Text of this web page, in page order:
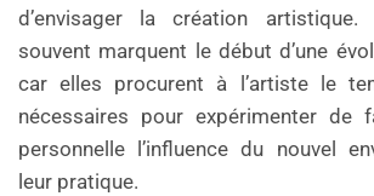
d’envisager la création artistique.
souvent marquent le début d’une
car elles procurent à l’artiste le
nécessaires pour expérimenter de
personnelle l’influence du nouvel
leur pratique.